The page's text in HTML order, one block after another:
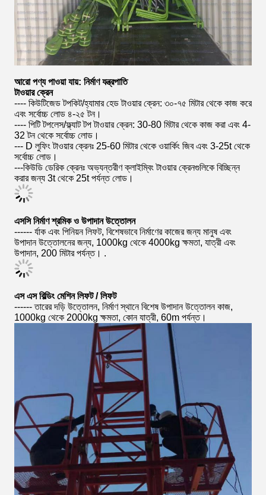
আরো পণ্য পাওয়া যায়: নির্মাণ যন্ত্রপাতি
টাওয়ার ক্রেন
---- কিউটিজেড টপকিট/হ্যামার হেড টাওয়ার ক্রেন: ৩০-৭৫ মিটার থেকে কাজ করে
এবং সর্বোচ্চ লোড ৪-২৫ টন।
---- পিটি টপলেস/ফ্ল্যাট টপ টাওয়ার ক্রেন: 30-80 মিটার থেকে কাজ করা এবং 4-
32 টন থেকে সর্বোচ্চ লোড।
--- D লুফিং টাওয়ার ক্রেনঃ 25-60 মিটার থেকে ওয়ার্কিং জিব এবং 3-25t থেকে
সর্বোচ্চ লোড।
---কিউডি ডেরিক ক্রেনঃ অভ্যন্তরীণ ক্লাইম্বিং টাওয়ার ক্রেনগুলিকে বিচ্ছিন্ন
করার জন্য 3t থেকে 25t পর্যন্ত লোড।
এসসি নির্মাণ শ্রমিক ও উপাদান উত্তোলন
------ র্যাক এবং পিনিয়ন লিফট, বিশেষভাবে নির্মাণের কাজের জন্য মানুষ এবং
উপাদান উত্তোলনের জন্য, 1000kg থেকে 4000kg ক্ষমতা, যাত্রী এবং
উপাদান, 200 মিটার পর্যন্ত। .
এস এস বিল্ডিং মেশিন লিফট / লিফট
------ তারের দড়ি উত্তোলন, নির্মাণ স্থানে বিশেষ উপাদান উত্তোলন কাজ,
1000kg থেকে 2000kg ক্ষমতা, কোন যাত্রী, 60m পর্যন্ত।